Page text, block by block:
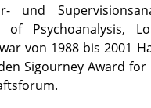
und
of Psychoanalysis,
von 1988 bis 2001
Sigourney Award for